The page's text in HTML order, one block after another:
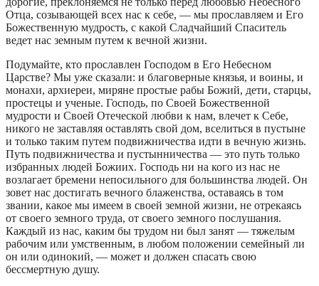
Отца, созывающей всех нас к себе, — мы прославляем и Его
Божественную мудрость, с какой Сладчайший Спаситель
ведет нас земным путем к вечной жизни.
Подумайте, кто прославлен Господом в Его Небесном
Царстве? Мы уже сказали: и благоверные князья, и воины, и
монахи, архиереи, миряне простые рабы Божий, дети, старцы,
простецы и ученые. Господь, по Своей Божественной
мудрости и Своей Отеческой любви к нам, влечет к Себе,
никого не заставляя оставлять свой дом, вселиться в пустыне
и только таким путем подвижничества идти в вечную жизнь.
Путь подвижничества и пустынничества — это путь только
избранных людей Божиих. Господь ни на кого из нас не
возлагает бремени непосильного для большинства людей. Он
зовет нас достигать вечного блаженства, оставаясь в том
звании, какое мы имеем в своей земной жизни, не отрекаясь
от своего земного труда, от своего земного послушания.
Каждый из нас, каким бы трудом ни был занят — тяжелым
рабочим или умственным, в любом положении семейный ли
он или одинокий, — может и должен спасать свою
бессмертную душу.